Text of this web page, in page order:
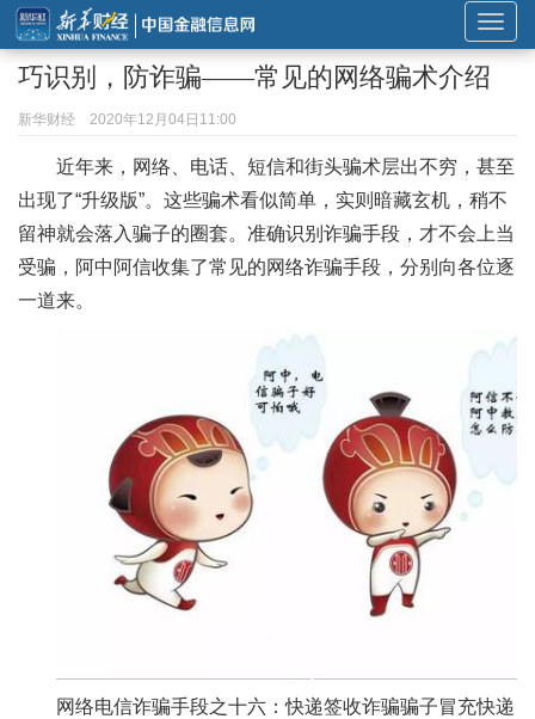
展
开
导
航
巧识别，防诈骗——常见的网络骗术介绍
新华财经 2020年12月04日11:00
近年来，网络、电话、短信和街头骗术层出不穷，甚至
出现了“升级版”。这些骗术看似简单，实则暗藏玄机，稍不
留神就会落入骗子的圈套。准确识别诈骗手段，才不会上当
受骗，阿中阿信收集了常见的网络诈骗手段，分别向各位逐
一道来。
网络电信诈骗手段之十六：快递签收诈骗骗子冒充快递